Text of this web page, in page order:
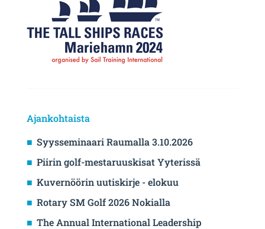
Ajankohtaista
Syysseminaari Raumalla 3.10.2026
Piirin golf-mestaruuskisat Yyterissä
Kuvernöörin uutiskirje - elokuu
Rotary SM Golf 2026 Nokialla
The Annual International Leadership